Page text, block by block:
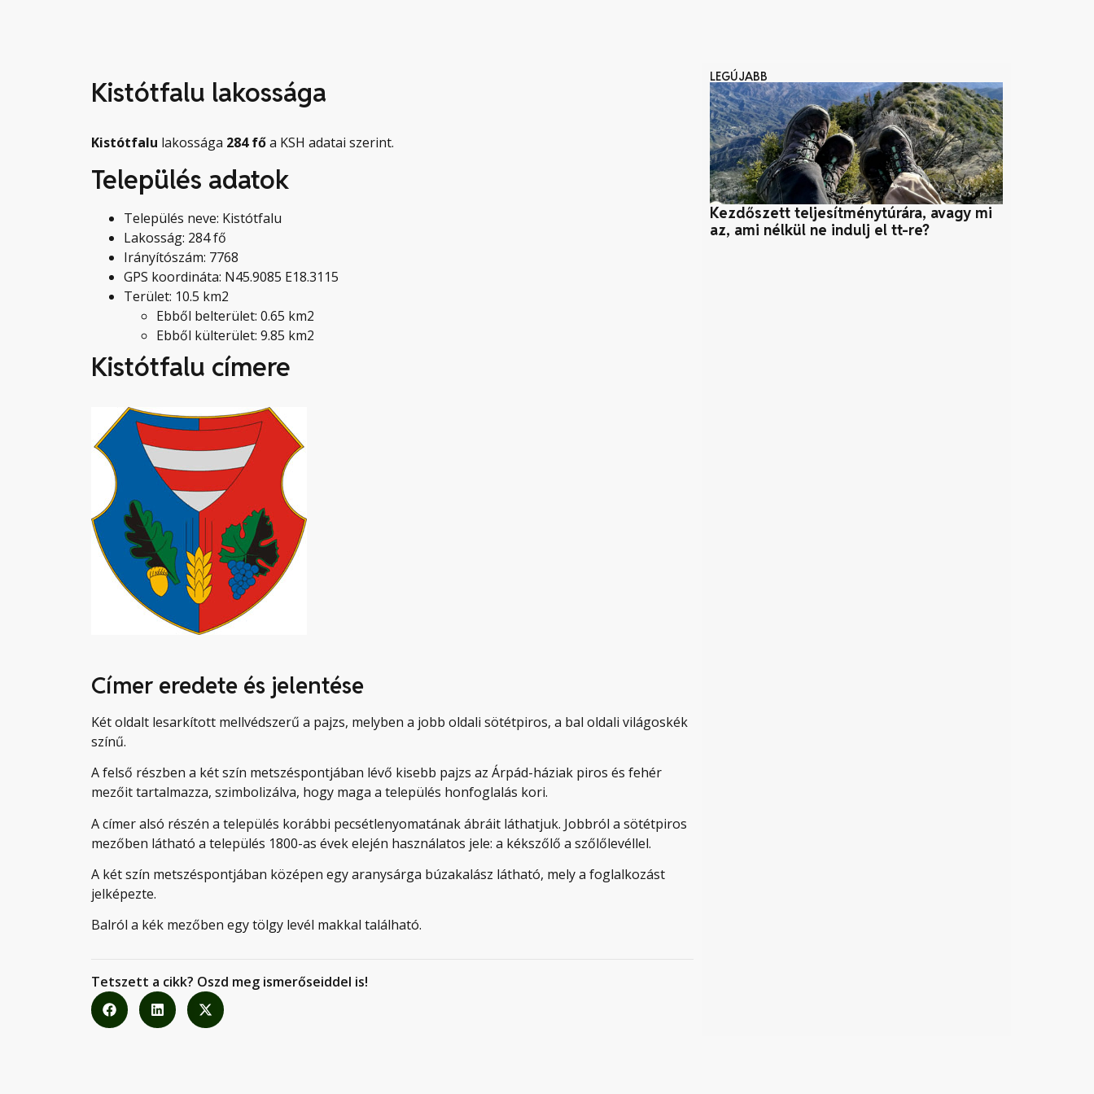
Kistótfalu lakossága
Kistótfalu lakossága 284 főa KSH adatai szerint.
Település adatok
Település neve: Kistótfalu
Lakosság: 284 fő
Irányítószám: 7768
GPS koordináta: N45.9085 E18.3115
Terület: 10.5 km2
Ebből belterület: 0.65 km2
Ebből külterület: 9.85 km2
Kistótfalu címere
Címer eredete és jelentése
Két oldalt lesarkított mellvédszerű a pajzs, melyben a jobb oldali sötétpiros, a bal oldali világoskék
színű.
A felső részben a két szín metszéspontjában lévő kisebb pajzs az Árpád-háziak piros és fehér
mezőit tartalmazza, szimbolizálva, hogy maga a település honfoglalás kori.
A címer alsó részén a település korábbi pecsétlenyomatának ábráit láthatjuk. Jobbról a sötétpiros
mezőben látható a település 1800-as évek elején használatos jele: a kékszőlő a szőlőlevéllel.
A két szín metszéspontjában középen egy aranysárga búzakalász látható, mely a foglalkozást
jelképezte.
Balról a kék mezőben egy tölgy levél makkal található.
Tetszett a cikk? Oszd meg ismerőseiddel is!
LEGÚJABB
Kezdőszett teljesítménytúrára, avagy mi
az, ami nélkül ne indulj el tt-re?